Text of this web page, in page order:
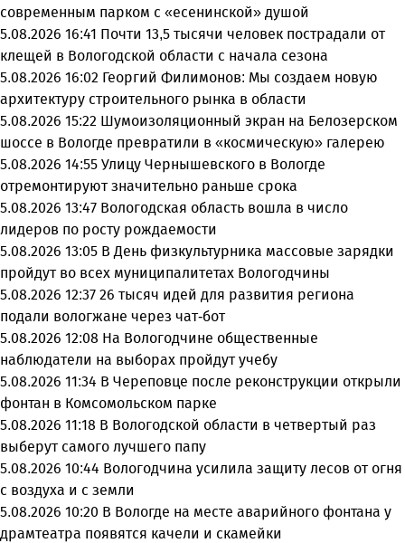
современным парком с «есенинской» душой
5.08.2026 16:41 Почти 13,5 тысячи человек пострадали от
клещей в Вологодской области с начала сезона
5.08.2026 16:02 Георгий Филимонов: Мы создаем новую
архитектуру строительного рынка в области
5.08.2026 15:22 Шумоизоляционный экран на Белозерском
шоссе в Вологде превратили в «космическую» галерею
5.08.2026 14:55 Улицу Чернышевского в Вологде
отремонтируют значительно раньше срока
5.08.2026 13:47 Вологодская область вошла в число
лидеров по росту рождаемости
5.08.2026 13:05 В День физкультурника массовые зарядки
пройдут во всех муниципалитетах Вологодчины
5.08.2026 12:37 26 тысяч идей для развития региона
подали вологжане через чат-бот
5.08.2026 12:08 На Вологодчине общественные
наблюдатели на выборах пройдут учебу
5.08.2026 11:34 В Череповце после реконструкции открыли
фонтан в Комсомольском парке
5.08.2026 11:18 В Вологодской области в четвертый раз
выберут самого лучшего папу
5.08.2026 10:44 Вологодчина усилила защиту лесов от огня
с воздуха и с земли
5.08.2026 10:20 В Вологде на месте аварийного фонтана у
драмтеатра появятся качели и скамейки